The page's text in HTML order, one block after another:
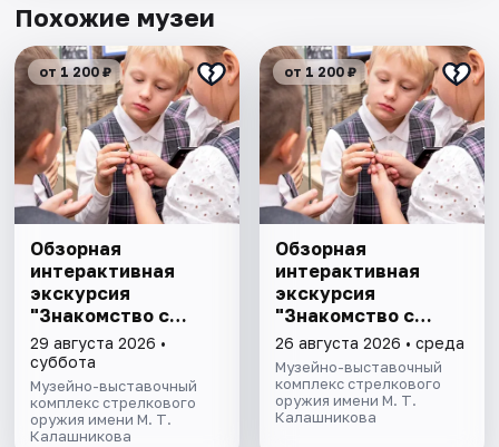
Похожие музеи
от 1 200 ₽
Обзорная
интерактивная
экскурсия
"Знакомство с
музеем"
29 августа 2026 •
суббота
Музейно-выставочный
комплекс стрелкового
оружия имени М. Т.
Калашникова
от 1 200 ₽
Обзорная
интерактивная
экскурсия
"Знакомство с
музеем"
26 августа 2026 • среда
Музейно-выставочный
комплекс стрелкового
оружия имени М. Т.
Калашникова